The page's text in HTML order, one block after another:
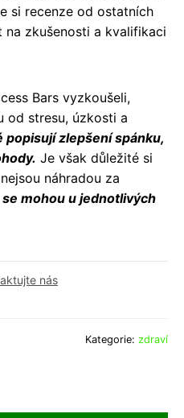
si recenze od ostatních
zkušenosti a kvalifikaci
Bars vyzkoušeli,
od stresu, úzkosti a
zlepšení spánku,
Je však důležité si
náhradou za
mohou u jednotlivých
nás
Kategorie: zdraví